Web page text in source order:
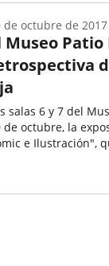
Museo
salas 6 y 7 del
de octubre, la
e Ilustración",
de octubre de 2017